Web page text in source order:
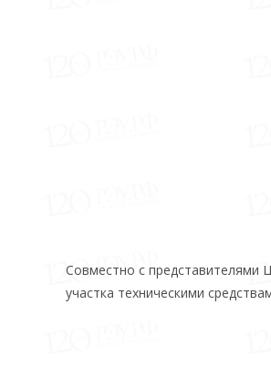
Совместно с представителями
участка техническими